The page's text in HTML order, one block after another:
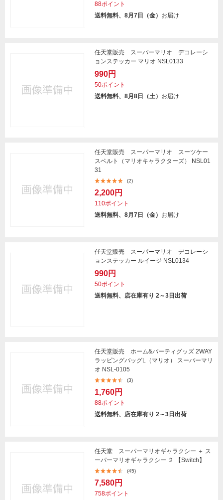
88ポイント
送料無料、8月7日（金） お届け
任天堂販売 スーパーマリオ デコレーシ
ョンステッカー マリオ NSL0133
990円
50ポイント
送料無料、8月8日（土） お届け
任天堂販売 スーパーマリオ スーツケー
スベルト（マリオキャラクターズ） NSL01
31
(2)
2,200円
110ポイント
送料無料、8月7日（金） お届け
任天堂販売 スーパーマリオ デコレーシ
ョンステッカー ルイージ NSL0134
990円
50ポイント
送料無料、店在庫有り 2～3日出荷
任天堂販売 ホーム&パーティグッズ 2WAY
ラッピングバッグL（マリオ） スーパーマリ
オ NSL-0105
(3)
1,760円
88ポイント
送料無料、店在庫有り 2～3日出荷
任天堂 スーパーマリオギャラクシー ＋ ス
ーパーマリオギャラクシー ２ 【Switch】
(45)
7,580円
758ポイント